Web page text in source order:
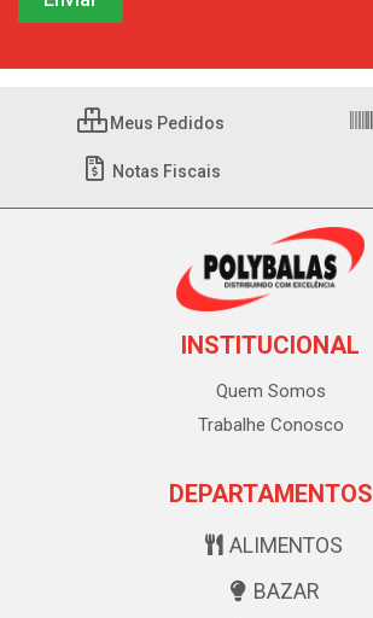
Meus Pedidos
Notas Fiscais
INSTITUCIONAL
Quem Somos
Trabalhe Conosco
DEPARTAMENTOS
ALIMENTOS
BAZAR